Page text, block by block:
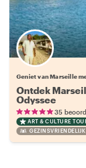
Geniet van Marseille
Ontdek
Odyssee
35
ART & CULTURE
GEZINSVRIENDELIJK